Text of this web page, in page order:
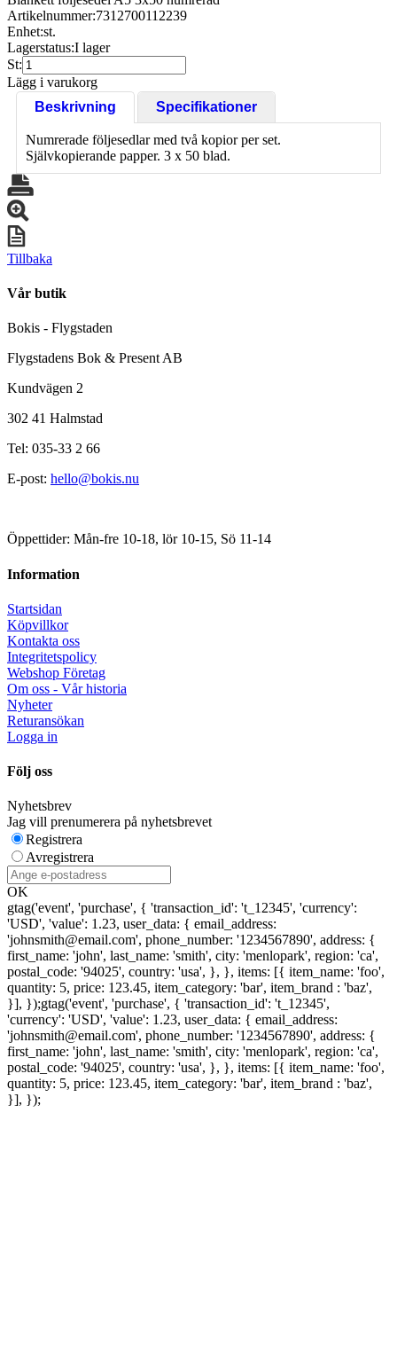
Artikelnummer:7312700112239
Enhet:st.
Lagerstatus:I lager
St:
Lägg i varukorg
Beskrivning
Specifikationer
Numrerade följesedlar med två kopior per set.
Självkopierande papper. 3 x 50 blad.
Tillbaka
Vår butik
Bokis - Flygstaden
Flygstadens Bok & Present AB
Kundvägen 2
302 41 Halmstad
Tel: 035-33 2 66
E-post: hello@bokis.nu
Öppettider: Mån-fre 10-18, lör 10-15, Sö 11-14
Information
Startsidan
Köpvillkor
Kontakta oss
Integritetspolicy
Webshop Företag
Om oss - Vår historia
Nyheter
Returansökan
Logga in
Följ oss
Nyhetsbrev
Jag vill prenumerera på nyhetsbrevet
Registrera
Avregistrera
OK
gtag('event', 'purchase', { 'transaction_id': 't_12345', 'currency':
'USD', 'value': 1.23, user_data: { email_address:
'johnsmith@email.com', phone_number: '1234567890', address: {
first_name: 'john', last_name: 'smith', city: 'menlopark', region: 'ca',
postal_code: '94025', country: 'usa', }, }, items: [{ item_name: 'foo',
quantity: 5, price: 123.45, item_category: 'bar', item_brand : 'baz',
}], });gtag('event', 'purchase', { 'transaction_id': 't_12345',
'currency': 'USD', 'value': 1.23, user_data: { email_address:
'johnsmith@email.com', phone_number: '1234567890', address: {
first_name: 'john', last_name: 'smith', city: 'menlopark', region: 'ca',
postal_code: '94025', country: 'usa', }, }, items: [{ item_name: 'foo',
quantity: 5, price: 123.45, item_category: 'bar', item_brand : 'baz',
}], });